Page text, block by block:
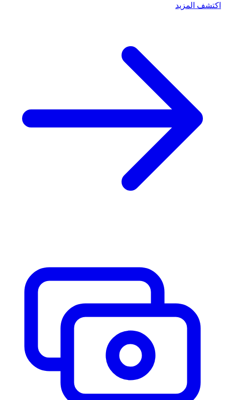
اكتشف المزيد